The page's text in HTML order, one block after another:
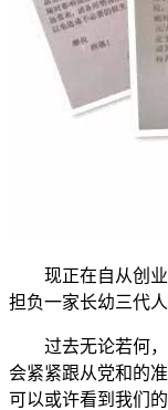
现正在自从创业
担负一家长幼三代
过去无论若何，
会紧紧跟从党和的
可以或许看到我们